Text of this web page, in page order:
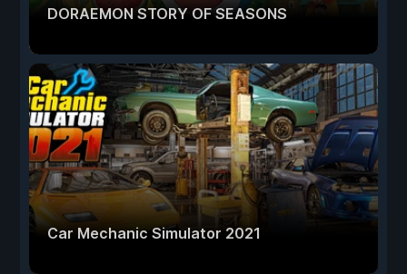
DORAEMON STORY OF SEASONS
Car Mechanic Simulator 2021